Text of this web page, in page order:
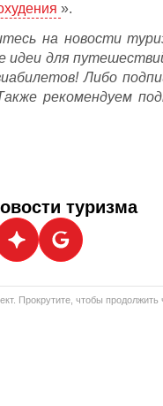
».
на новости
идеи для
Либо
рекомендуем
туризма
Прокрутите, чтобы продолжить